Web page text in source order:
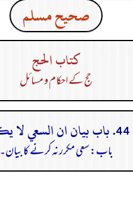
صحيح مسلم
كتاب الحج
حج کے احکام و مسائل
44. باب بيان ان السعي لا يكرر:
باب: سعی مکرر نہ کرنے کا بیان۔